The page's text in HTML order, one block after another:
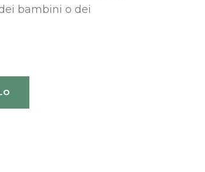
bambini o dei
500ML quantity